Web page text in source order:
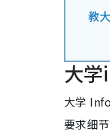
教
大学
大学
要求细